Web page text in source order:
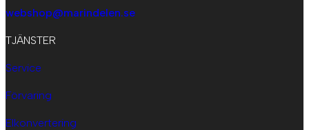
webshop@marindelen.se
TJÄNSTER
Service
Förvaring
Elkonvertering